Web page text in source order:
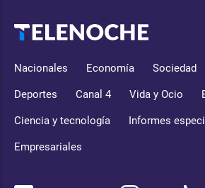
Nacionales Economía Sociedad
Deportes Canal 4 Vida y Ocio
Ciencia y tecnología Informes
Empresariales